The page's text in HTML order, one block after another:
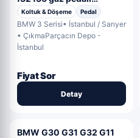
6853175 OEM 6853175
Koltuk & Döşeme Pedal
BMW 3 Serisi• İstanbul / Sarıyer
• ÇıkmaParçacın Depo -
İstanbul
Fiyat Sor
Detay
BMW G30 G31 G32 G11